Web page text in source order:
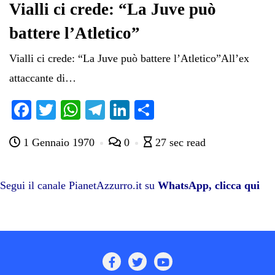
Vialli ci crede: “La Juve può
battere l’Atletico”
Vialli ci crede: “La Juve può battere l’Atletico”All’ex
attaccante di…
Fa
bo
T
tte
W
ts
pp
Te
gr
m
Li
ed di
di
1 Gennaio 1970 0 27 sec read
Segui il canale PianetAzzurro.it su WhatsApp, clicca qui